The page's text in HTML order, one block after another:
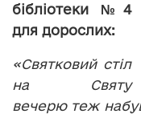
бібліотеки №4
для дорослих:
«Святковий стіл
на Святу
вечерю теж